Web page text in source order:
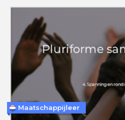
Maatschappijleer